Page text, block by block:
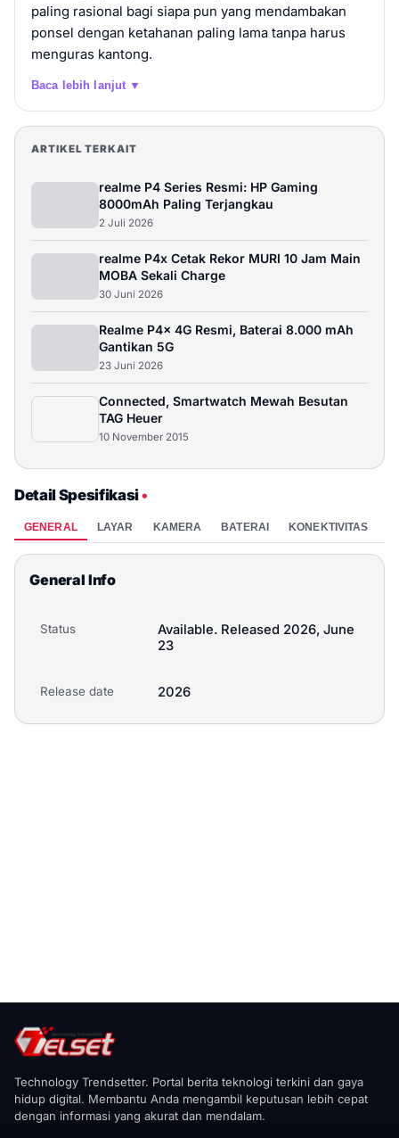
paling rasional bagi siapa pun yang mendambakan
ponsel dengan ketahanan paling lama tanpa harus
menguras kantong.
Baca lebih lanjut ▼
ARTIKEL TERKAIT
realme P4 Series Resmi: HP Gaming
8000mAh Paling Terjangkau
2 Juli 2026
realme P4x Cetak Rekor MURI 10 Jam Main
MOBA Sekali Charge
30 Juni 2026
Realme P4x 4G Resmi, Baterai 8.000 mAh
Gantikan 5G
23 Juni 2026
Connected, Smartwatch Mewah Besutan
TAG Heuer
10 November 2015
Detail Spesifikasi•
GENERAL LAYAR KAMERA BATERAI KONEKTIVITAS
General Info
Status
Available. Released 2026, June
23
Release date 2026
Technology Trendsetter. Portal berita teknologi terkini dan gaya
hidup digital. Membantu Anda mengambil keputusan lebih cepat
dengan informasi yang akurat dan mendalam.